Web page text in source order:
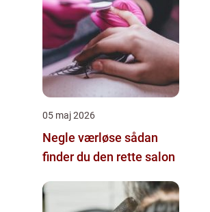
05 maj 2026
Negle værløse sådan
finder du den rette salon